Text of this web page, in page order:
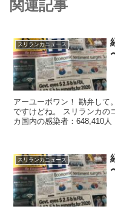
関連記事
スリランカニュース
アーユーボワン！ 勘弁して。。。スリランカにいりゃ花粉症は無縁
ですけどね。 スリランカのコロナ関連ニュース 今朝時点、スリラン
カ国内の感染者：648,410
スリランカニュース